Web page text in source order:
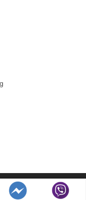
Cận, Hòa cường bắc,